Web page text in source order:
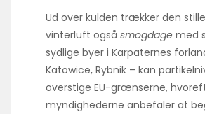
Ud over kulden trækker den
vinterluft også smogdage med
sydlige byer i Karpaternes
Katowice, Rybnik – kan
overstige EU-grænserne,
myndighederne anbefaler at